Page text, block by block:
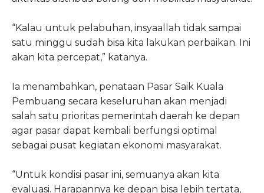
“Kalau untuk pelabuhan, insyaallah tidak sampai
satu minggu sudah bisa kita lakukan perbaikan. Ini
akan kita percepat,” katanya.
Ia menambahkan, penataan Pasar Saik Kuala
Pembuang secara keseluruhan akan menjadi
salah satu prioritas pemerintah daerah ke depan
agar pasar dapat kembali berfungsi optimal
sebagai pusat kegiatan ekonomi masyarakat.
“Untuk kondisi pasar ini, semuanya akan kita
evaluasi. Harapannya ke depan bisa lebih tertata,